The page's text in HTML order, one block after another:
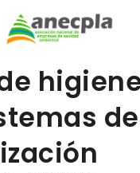
de